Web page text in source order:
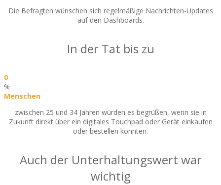
Die Befragten wünschen sich regelmäßige Nachrichten-Updates
auf den Dashboards.
In der Tat bis zu
0
%
Menschen
zwischen 25 und 34 Jahren würden es begrüßen, wenn sie in
Zukunft direkt über ein digitales Touchpad oder Gerät einkaufen
oder bestellen könnten.
Auch der Unterhaltungswert war
wichtig